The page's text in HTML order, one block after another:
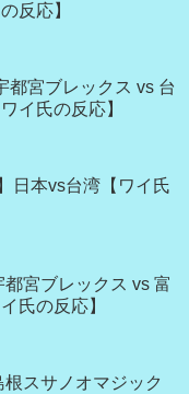
反応】
都宮ブレックス vs 台
イ氏の反応】
日本vs台湾【ワイ氏
都宮ブレックス vs 富
氏の反応】
根スサノオマジック